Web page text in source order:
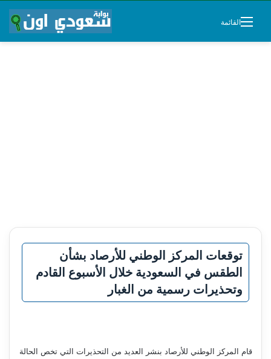
القائمة
توقعات المركز الوطني للأرصاد بشأن
الطقس في السعودية خلال الأسبوع القادم
وتحذيرات رسمية من الغبار
قام المركز الوطني للأرصاد بنشر العديد من التحذيرات التي تخص الحالة